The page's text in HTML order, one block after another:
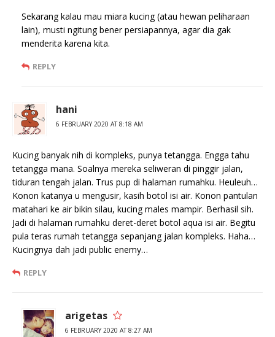
Sekarang kalau mau miara kucing (atau hewan peliharaan
lain), musti ngitung bener persiapannya, agar dia gak
menderita karena kita.
REPLY
hani
6 FEBRUARY 2020 AT 8:18 AM
Kucing banyak nih di kompleks, punya tetangga. Engga tahu
tetangga mana. Soalnya mereka seliweran di pinggir jalan,
tiduran tengah jalan. Trus pup di halaman rumahku. Heuleuh…
Konon katanya u mengusir, kasih botol isi air. Konon pantulan
matahari ke air bikin silau, kucing males mampir. Berhasil sih.
Jadi di halaman rumahku deret-deret botol aqua isi air. Begitu
pula teras rumah tetangga sepanjang jalan kompleks. Haha…
Kucingnya dah jadi public enemy…
REPLY
arigetas
6 FEBRUARY 2020 AT 8:27 AM